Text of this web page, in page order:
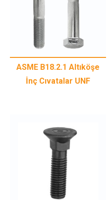
ASME B18.2.1 Altıköşe
İnç Cıvatalar UNF